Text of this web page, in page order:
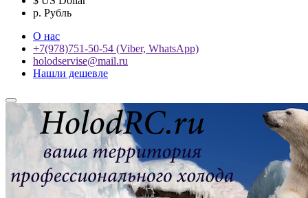
р. Рубль
О нас
+7(978)751-50-54 (Viber, WhatsApp)
holodservise@mail.ru
Нашли дешевле